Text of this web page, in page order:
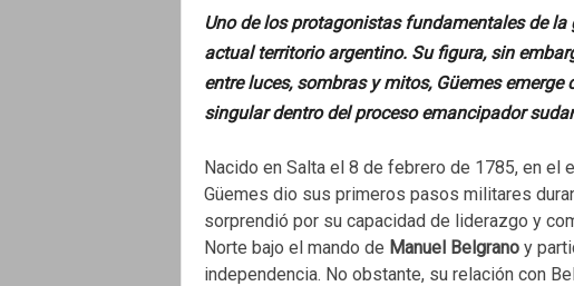
Uno de los protagonistas fundamentales de la
actual territorio argentino. Su figura, sin
entre luces, sombras y mitos, Güemes
singular dentro del proceso emancipador
Nacido en Salta el 8 de febrero de 1785, en el
Güemes dio sus primeros pasos militares
sorprendió por su capacidad de liderazgo y
Norte bajo el mando de Manuel Belgranoy
independencia. No obstante, su relación con